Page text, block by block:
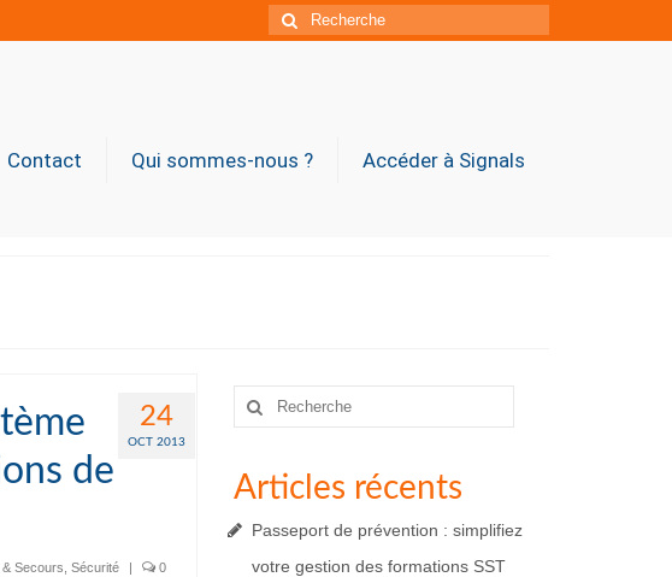
Rechercher
:
Contact Qui sommes-nous ? Accéder à Signals
24
OCT 2013
de
Secours Sécurité | 0
Rechercher
Articles récents
Passeport de prévention : simplifiez
votre gestion des formations SST